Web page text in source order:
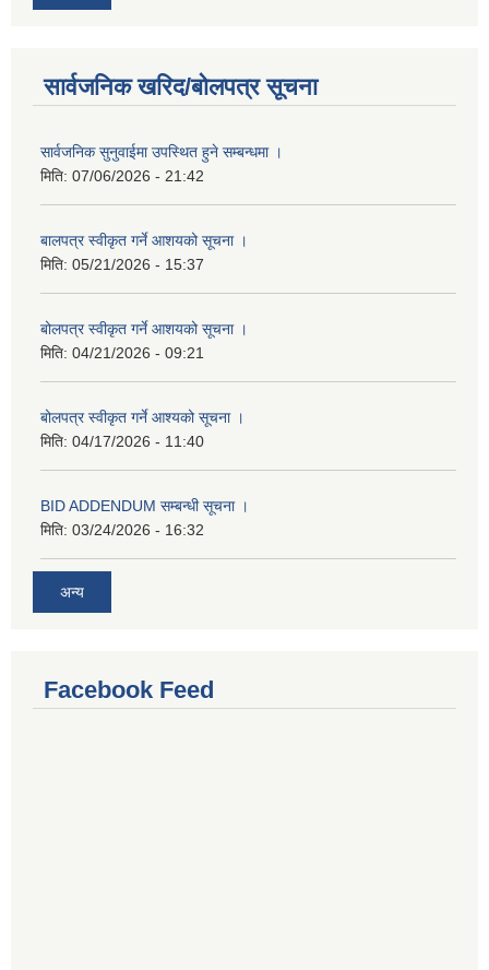
सार्वजनिक खरिद/बोलपत्र सूचना
सार्वजनिक सुनुवाईमा उपस्थित हुने सम्बन्धमा ।
मिति: 07/06/2026 - 21:42
बालपत्र स्वीकृत गर्ने आशयको सूचना ।
मिति: 05/21/2026 - 15:37
बोलपत्र स्वीकृत गर्ने आशयको सूचना ।
मिति: 04/21/2026 - 09:21
बोलपत्र स्वीकृत गर्ने आश्यको सूचना ।
मिति: 04/17/2026 - 11:40
BID ADDENDUM सम्बन्धी सूचना ।
मिति: 03/24/2026 - 16:32
अन्य
Facebook Feed